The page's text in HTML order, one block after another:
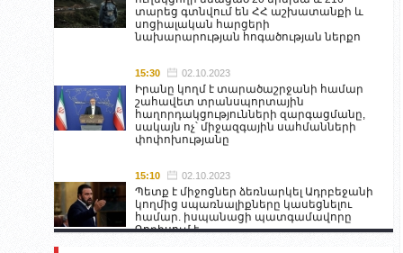
տարեց գտնվում են ՀՀ աշխատանքի և
սոցիալական հարցերի
նախարարության հոգածության ներքո
15:30 02.10.2023
Իրանը կողմ է տարածաշրջանի համար
շահավետ տրանսպորտային
հաղորդակցությունների զարգացմանը,
սակայն ոչ՝ միջազգային սահմանների
փոփոխությանը
15:10 02.10.2023
Պետք է միջոցներ ձեռնարկել Ադրբեջանի
կողմից սպառնալիքները կասեցնելու
համար. իսպանացի պատգամավորը
Գորիսում է